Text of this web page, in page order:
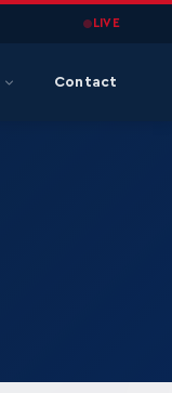
LIVE
Contact